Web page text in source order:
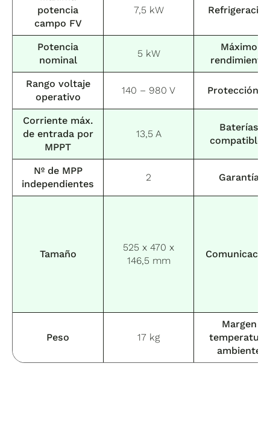
potencia
campo FV
7,5 kW Refrigeración
Potencia
nominal
5 kW
Máximo
rendimiento
Rango voltaje
operativo
140 – 980 V Protección
Corriente máx.
de entrada por
MPPT
13,5 A
Baterías
compatibles
Nº de MPP
independientes
2 Garantía
Tamaño
525 x 470 x
146,5 mm
Peso 17 kg
Margen
temperatura
ambiente